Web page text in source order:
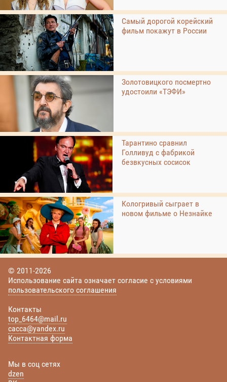
Самый дорогой корейский
фильм покажут в России
Золотовицкого посмертно
удостоили «ТЭФИ»
Тарантино сравнил
Голливуд с фабрикой
безвкусных сосисок
Кологривый сыграет в
новом фильме о Незнайке
© 2011-2026
Использование сайта означает согласие с условиями
пользовательского соглашения
Контакты
top_6464@mail.ru
cacca@yandex.ru
Контактная форма
Мы в соц сетях
dzen